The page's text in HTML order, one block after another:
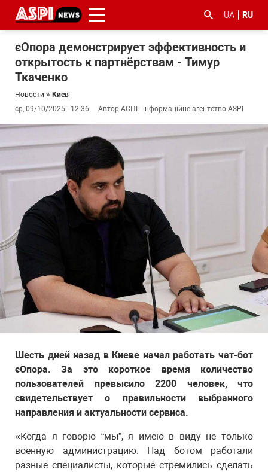
UA RU
єОпора демонстрирует эффективность и
открытость к партнёрствам - Тимур
Ткаченко
Новости » Киев
ср, 09/10/2025 - 12:36
Автор:АСПІ - інформаційне агентство ASPI
Шесть дней назад в Киеве начал работать чат-бот
єОпора. За это короткое время количество
пользователей превысило 2200 человек, что
свидетельствует о правильности выбранного
направления и актуальности сервиса.
«Когда я говорю “мы”, я имею в виду не только
военную администрацию. Над ботом работали
разные специалисты, которые стремились сделать
#боротьба
з
корупцією
#гфс #Киев #коронавірус